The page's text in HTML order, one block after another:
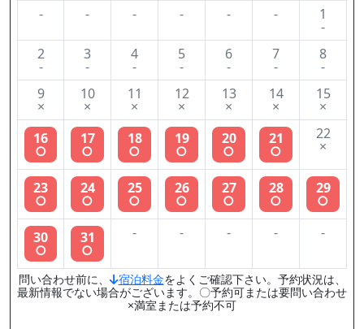
-
- - - - - 1
-
2
-
3
-
4
-
5
-
6
-
7
-
8
-
9
×
10
×
11
×
12
×
13
×
14
×
15
×
16
○
17
○
18
○
19
○
20
○
21
○
22
×
23
○
24
○
25
○
26
○
27
○
28
○
29
○
30
○
31
○
- - - - -
問い合わせ前に、 宿泊料金をよくご確認下さい。予約状況は、
最新情報でない場合がございます。〇予約可または要問い合わせ
×満室または予約不可